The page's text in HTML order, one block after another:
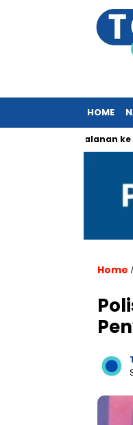
HOME
Perjalanan ke Eropa
Home /